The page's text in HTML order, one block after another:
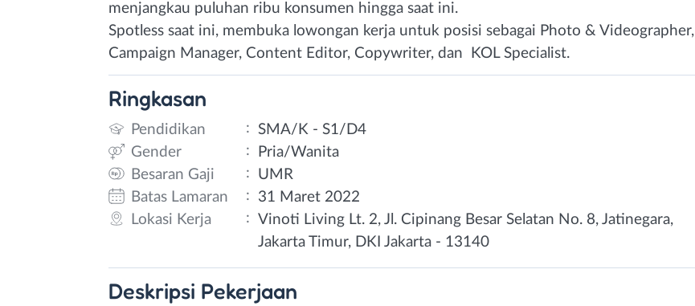
menjangkau puluhan ribu konsumen hingga saat ini.
Spotless saat ini, membuka lowongan kerja untuk posisi sebagai Photo & Videographer,
Campaign Manager, Content Editor, Copywriter, dan KOL Specialist.
Ringkasan
Pendidikan : SMA/K - S1/D4
Gender
:
Pria/Wanita
Besaran Gaji
:
UMR
Batas Lamaran
:
31 Maret 2022
Lokasi Kerja
: Vinoti Living Lt. 2, Jl. Cipinang Besar Selatan No. 8, Jatinegara,
Jakarta Timur, DKI Jakarta - 13140
Deskripsi Pekerjaan